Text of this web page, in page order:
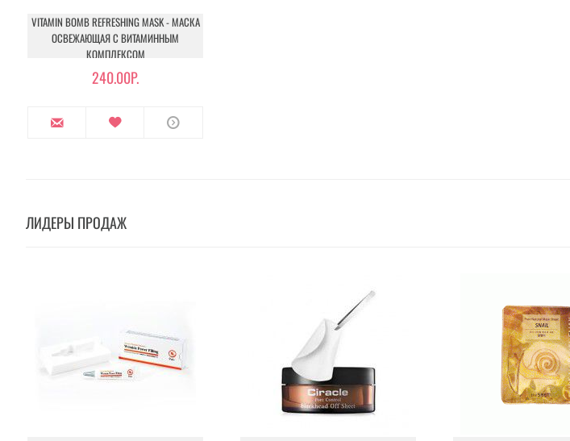
VITAMIN BOMB REFRESHING MASK - МАСКА
ОСВЕЖАЮЩАЯ С ВИТАМИННЫМ
КОМПЛЕКСОМ
240.00Р.
ЛИДЕРЫ ПРОДАЖ